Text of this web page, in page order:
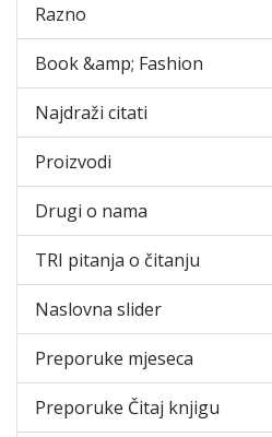
Razno
Book &amp; Fashion
Najdraži citati
Proizvodi
Drugi o nama
TRI pitanja o čitanju
Naslovna slider
Preporuke mjeseca
Preporuke Čitaj knjigu